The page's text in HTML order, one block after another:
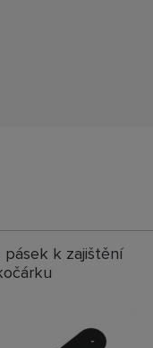
pásek k zajištění